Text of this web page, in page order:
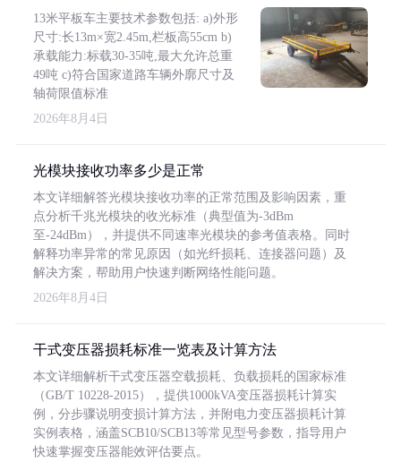
13米平板车主要技术参数包括: a)外形
尺寸:长13m×宽2.45m,栏板高55cm b)
承载能力:标载30-35吨,最大允许总重
49吨 c)符合国家道路车辆外廓尺寸及
轴荷限值标准
2026年8月4日
光模块接收功率多少是正常
本文详细解答光模块接收功率的正常范围及影响因素，重
点分析千兆光模块的收光标准（典型值为-3dBm
至-24dBm），并提供不同速率光模块的参考值表格。同时
解释功率异常的常见原因（如光纤损耗、连接器问题）及
解决方案，帮助用户快速判断网络性能问题。
2026年8月4日
干式变压器损耗标准一览表及计算方法
本文详细解析干式变压器空载损耗、负载损耗的国家标准
（GB/T 10228-2015），提供1000kVA变压器损耗计算实
例，分步骤说明变损计算方法，并附电力变压器损耗计算
实例表格，涵盖SCB10/SCB13等常见型号参数，指导用户
快速掌握变压器能效评估要点。